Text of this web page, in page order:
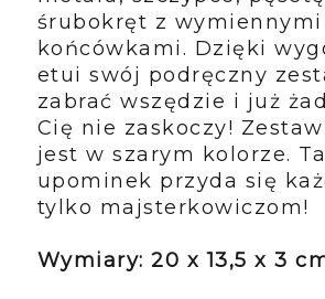
śrubokręt z wymiennymi
końcówkami. Dzięki
etui swój podręczny
zabrać wszędzie i już
Cię nie zaskoczy!
jest w szarym kolorze.
upominek przyda się
tylko majsterkowiczom!
Wymiary: 20 x 13,5 x 3